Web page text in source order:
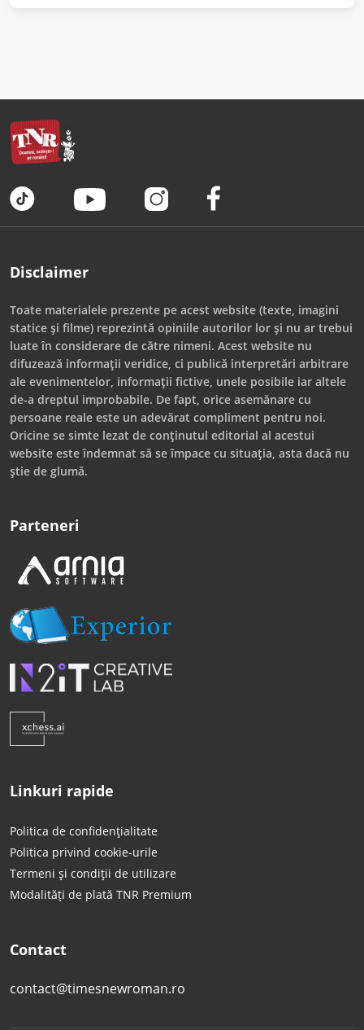
Disclaimer
Toate materialele prezente pe acest website (texte, imagini
statice și filme) reprezintă opiniile autorilor lor și nu ar trebui
luate în considerare de către nimeni. Acest website nu
difuzează informații veridice, ci publică interpretări arbitrare
ale evenimentelor, informații fictive, unele posibile iar altele
de-a dreptul improbabile. De fapt, orice asemănare cu
persoane reale este un adevărat compliment pentru noi.
Oricine se simte lezat de conținutul editorial al acestui
website este îndemnat să se împace cu situația, asta dacă nu
știe de glumă.
Parteneri
Linkuri rapide
Politica de confidențialitate
Politica privind cookie-urile
Termeni și condiții de utilizare
Modalități de plată TNR Premium
Contact
contact@timesnewroman.ro